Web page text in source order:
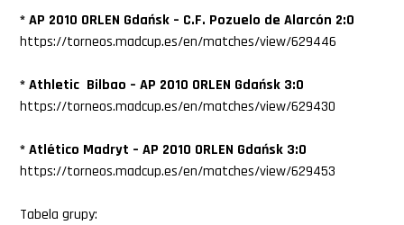
* AP 2010 ORLEN Gdańsk – C.F. Pozuelo de Alarcón 2:0
https://torneos.madcup.es/en/matches/view/629446
* Athletic Bilbao – AP 2010 ORLEN Gdańsk 3:0
https://torneos.madcup.es/en/matches/view/629430
* Atlético Madryt – AP 2010 ORLEN Gdańsk 3:0
https://torneos.madcup.es/en/matches/view/629453
Tabela grupy: